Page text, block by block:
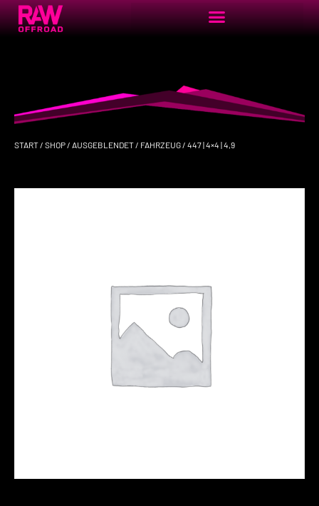
START / SHOP / AUSGEBLENDET / FAHRZEUG / 447 | 4×4 | 4,9